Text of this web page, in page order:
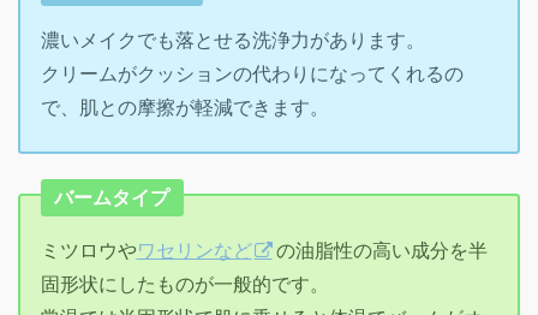
濃いメイクでも落とせる洗浄力があります。
クリームがクッションの代わりになってくれるの
で、肌との摩擦が軽減できます。
バームタイプ
ミツロウやワセリンなど
の油脂性の高い成分を半
固形状にしたものが一般的です。